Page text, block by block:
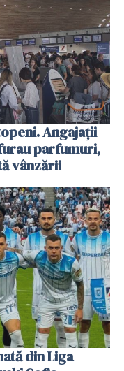
Angajații
parfumuri,
vânzării
din Liga